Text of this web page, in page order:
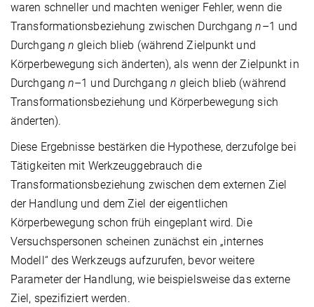
waren schneller und machten weniger Fehler, wenn die
Transformationsbeziehung zwischen Durchgangn–1 und
Durchgang n gleich blieb (während Zielpunkt und
Körperbewegung sich änderten), als wenn der Zielpunkt in
Durchgang n–1 und Durchgang n gleich blieb (während
Transformationsbeziehung und Körperbewegung sich
änderten).
Diese Ergebnisse bestärken die Hypothese, derzufolge bei
Tätigkeiten mit Werkzeuggebrauch die
Transformationsbeziehung zwischen dem externen Ziel
der Handlung und dem Ziel der eigentlichen
Körperbewegung schon früh eingeplant wird. Die
Versuchspersonen scheinen zunächst ein „internes
Modell“ des Werkzeugs aufzurufen, bevor weitere
Parameter der Handlung, wie beispielsweise das externe
Ziel, spezifiziert werden.